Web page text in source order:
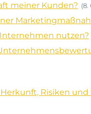
meiner Kunden? (8.
nutzen?
Risiken und